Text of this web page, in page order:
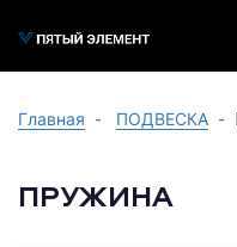
Главная ПОДВЕСКА
ПРУЖИНА